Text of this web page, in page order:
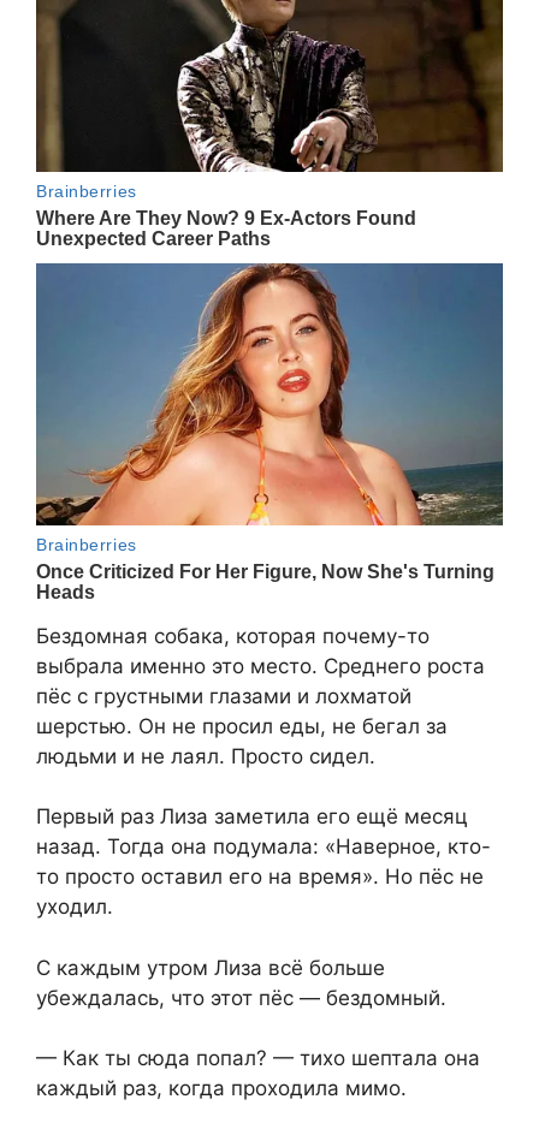
Бездомная собака, которая почему-то
выбрала именно это место. Среднего роста
пёс с грустными глазами и лохматой
шерстью. Он не просил еды, не бегал за
людьми и не лаял. Просто сидел.
Первый раз Лиза заметила его ещё месяц
назад. Тогда она подумала: «Наверное, кто-
то просто оставил его на время». Но пёс не
уходил.
С⁨ каждым утром Лиза всё больше
убеждалась, что этот пёс — бездомный.
⁨— Как ты сюда попал? — тихо шептала она
каждый раз, когда проходила мимо.